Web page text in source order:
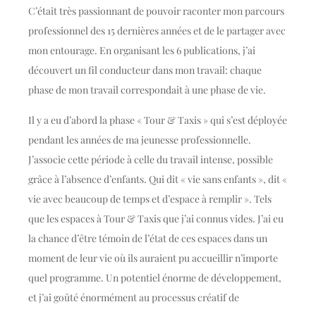
C’était très passionnant de pouvoir raconter mon parcours
professionnel des 15 dernières années et de le partager avec
mon entourage. En organisant les 6 publications, j’ai
découvert un fil conducteur dans mon travail: chaque
phase de mon travail correspondait à une phase de vie.
Il y a eu d’abord la phase « Tour & Taxis » qui s’est déployée
pendant les années de ma jeunesse professionnelle.
J’associe cette période à celle du travail intense, possible
grâce à l’absence d’enfants. Qui dit « vie sans enfants », dit «
vie avec beaucoup de temps et d’espace à remplir ». Tels
que les espaces à Tour & Taxis que j’ai connus vides. J’ai eu
la chance d’être témoin de l’état de ces espaces dans un
moment de leur vie où ils auraient pu accueillir n’importe
quel programme. Un potentiel énorme de développement,
et j’ai goûté énormément au processus créatif de